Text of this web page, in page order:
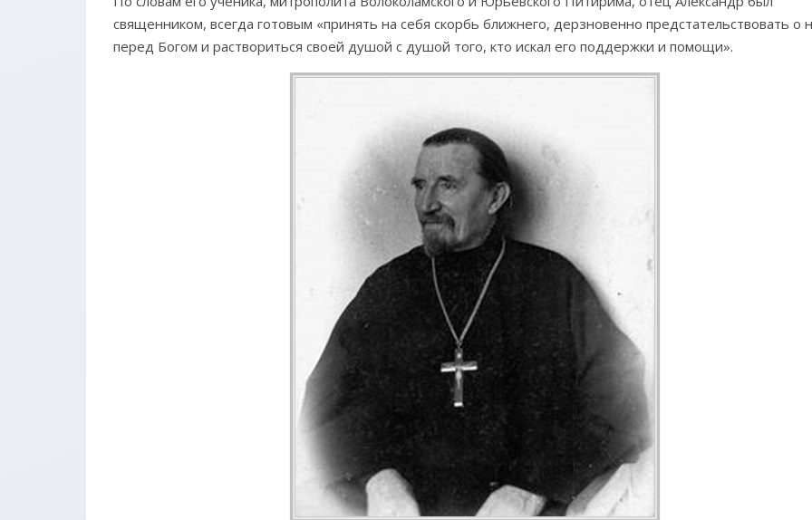
священником, всегда готовым «принять на себя скорбь ближнего, дерзновенно предстательствовать о
перед Богом и раствориться своей душой с душой того, кто искал его поддержки и помощи».